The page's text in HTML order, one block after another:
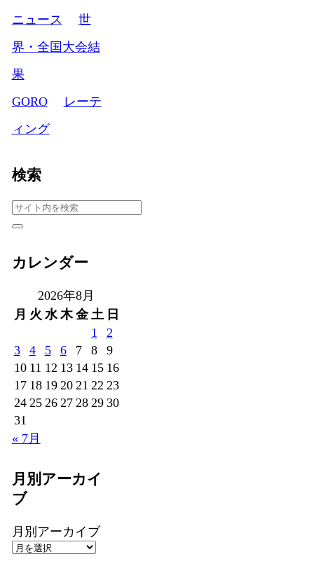
ニュース
世
界・全国大会結
果
GORO
レーテ
ィング
検索
カレンダー
2026年8月
月 火 水 木 金 土 日
1
2
3
4 5 6 7 8
9
10 11 12 13 14 15 16
17 18 19 20 21 22 23
24 25 26 27 28 29 30
31
« 7月
月別アーカイ
ブ
月別アーカイブ